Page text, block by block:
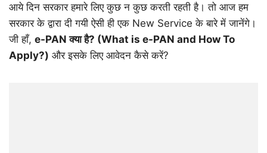
आये दिन सरकार हमारे लिए कुछ न कुछ करती रहती है। तो आज हम
सरकार के द्वारा दी गयी ऐसी ही एक New Service के बारे में जानेंगे।
जी हाँ, e-PAN क्या है? (What is e-PAN and How To
Apply?) और इसके लिए आवेदन कैसे करें?